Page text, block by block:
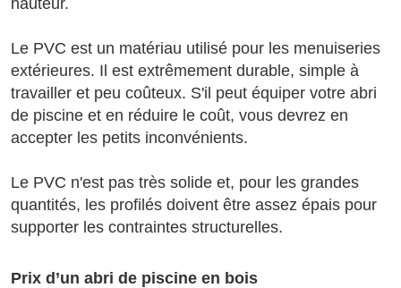
hauteur.
Le PVC est un matériau utilisé pour les menuiseries
extérieures. Il est extrêmement durable, simple à
travailler et peu coûteux. S'il peut équiper votre abri
de piscine et en réduire le coût, vous devrez en
accepter les petits inconvénients.
Le PVC n'est pas très solide et, pour les grandes
quantités, les profilés doivent être assez épais pour
supporter les contraintes structurelles.
Prix d’un abri de piscine en bois